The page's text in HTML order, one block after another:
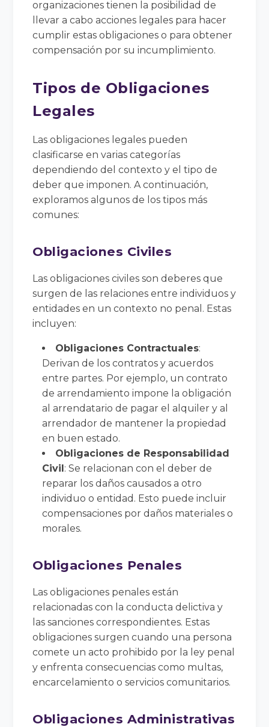
organizaciones tienen la posibilidad de
llevar a cabo acciones legales para hacer
cumplir estas obligaciones o para obtener
compensación por su incumplimiento.
Tipos de Obligaciones
Legales
Las obligaciones legales pueden
clasificarse en varias categorías
dependiendo del contexto y el tipo de
deber que imponen. A continuación,
exploramos algunos de los tipos más
comunes:
Obligaciones Civiles
Las obligaciones civiles son deberes que
surgen de las relaciones entre individuos y
entidades en un contexto no penal. Estas
incluyen:
Obligaciones Contractuales:
Derivan de los contratos y acuerdos
entre partes. Por ejemplo, un contrato
de arrendamiento impone la obligación
al arrendatario de pagar el alquiler y al
arrendador de mantener la propiedad
en buen estado.
Obligaciones de Responsabilidad
Civil: Se relacionan con el deber de
reparar los daños causados a otro
individuo o entidad. Esto puede incluir
compensaciones por daños materiales o
morales.
Obligaciones Penales
Las obligaciones penales están
relacionadas con la conducta delictiva y
las sanciones correspondientes. Estas
obligaciones surgen cuando una persona
comete un acto prohibido por la ley penal
y enfrenta consecuencias como multas,
encarcelamiento o servicios comunitarios.
Obligaciones Administrativas